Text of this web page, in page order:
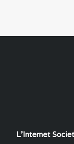
L'Internet